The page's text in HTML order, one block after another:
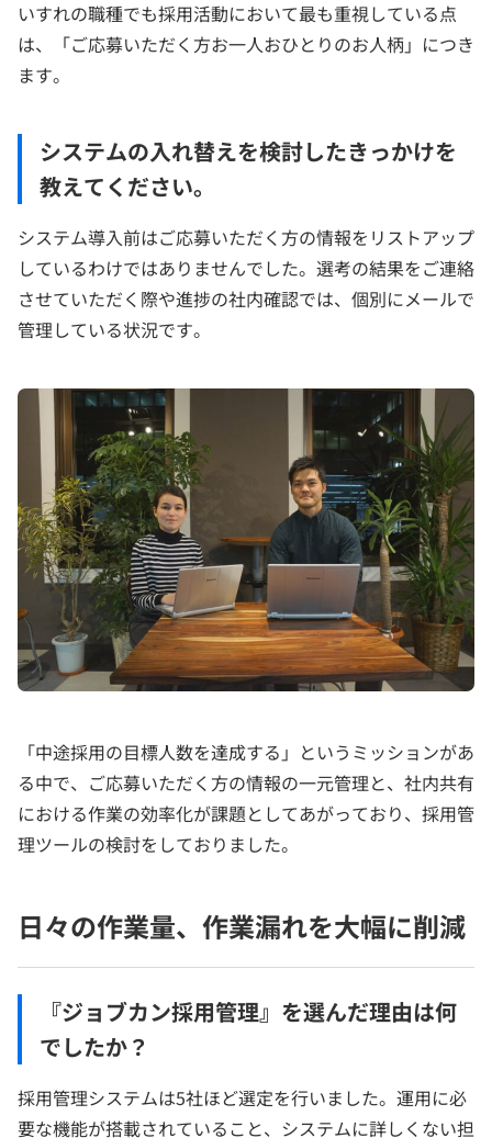
いすれの職種でも採用活動において最も重視している点
は、「ご応募いただく方お一人おひとりのお人柄」につき
ます。
システムの入れ替えを検討したきっかけを
教えてください。
システム導入前はご応募いただく方の情報をリストアップ
しているわけではありませんでした。選考の結果をご連絡
させていただく際や進捗の社内確認では、個別にメールで
管理している状況です。
「中途採用の目標人数を達成する」というミッションがあ
る中で、ご応募いただく方の情報の一元管理と、社内共有
における作業の効率化が課題としてあがっており、採用管
理ツールの検討をしておりました。
日々の作業量、作業漏れを大幅に削減
『ジョブカン採用管理』を選んだ理由は何
でしたか？
採用管理システムは5社ほど選定を行いました。運用に必
要な機能が搭載されていること、システムに詳しくない担